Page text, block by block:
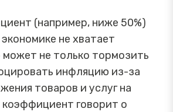
(например, ниже 50%)
не хватает
не только тормозить
инфляцию из-за
товаров и услуг на
говорит о